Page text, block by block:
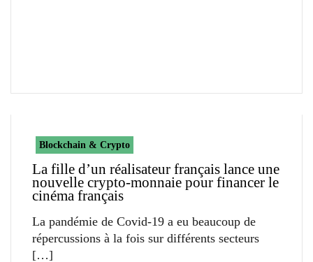
Blockchain & Crypto
La fille d’un réalisateur français lance une
nouvelle crypto-monnaie pour financer le
cinéma français
La pandémie de Covid-19 a eu beaucoup de
répercussions à la fois sur différents secteurs